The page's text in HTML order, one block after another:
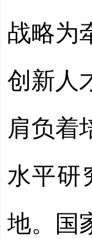
战略为
创新人
肩负着
水平研
地。国